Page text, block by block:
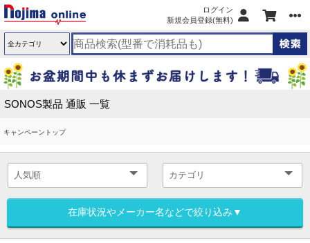
ログイン
新規会員登録(無料)
SONOS製品 通販 一覧
キャンペーントップ
在庫状況やメーカー名などで絞り込み▼